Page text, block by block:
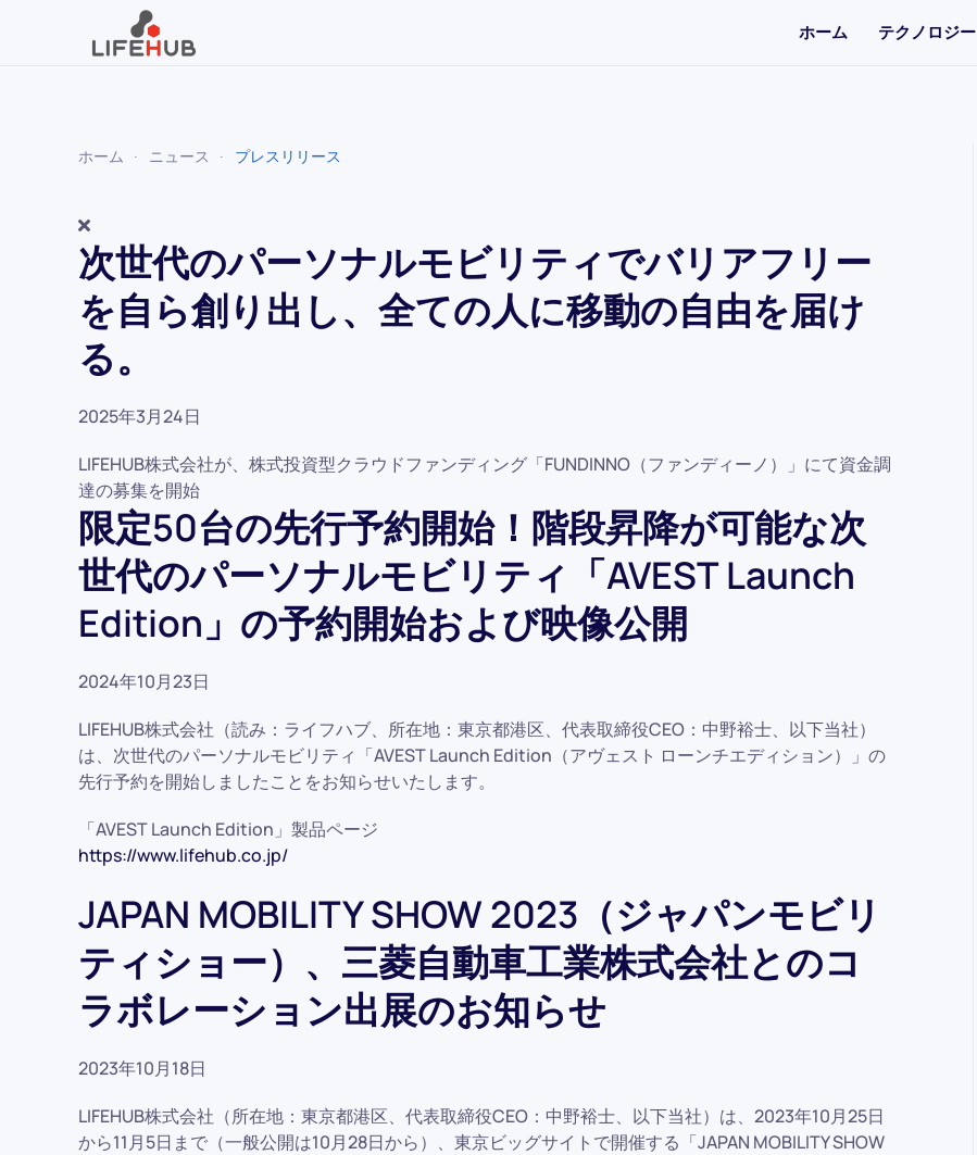
Skip to main content
ホーム テクノロジー
ホーム ニュース プレスリリース
次世代のパーソナルモビリティでバリアフリー
を自ら創り出し、全ての人に移動の自由を届け
る。
2025年3月24日
LIFEHUB株式会社が、株式投資型クラウドファンディング「FUNDINNO（ファンディーノ）」にて資金調
達の募集を開始
限定50台の先行予約開始！階段昇降が可能な次
世代のパーソナルモビリティ「AVEST Launch
Edition」の予約開始および映像公開
2024年10月23日
LIFEHUB株式会社（読み：ライフハブ、所在地：東京都港区、代表取締役CEO：中野裕士、以下当社）
は、次世代のパーソナルモビリティ「AVEST Launch Edition（アヴェスト ローンチエディション）」の
先行予約を開始しましたことをお知らせいたします。
「AVEST Launch Edition」製品ページ
https://www.lifehub.co.jp/
JAPAN MOBILITY SHOW 2023（ジャパンモビリ
ティショー）、三菱自動車工業株式会社とのコ
ラボレーション出展のお知らせ
2023年10月18日
LIFEHUB株式会社（所在地：東京都港区、代表取締役CEO：中野裕士、以下当社）は、2023年10月25日
から11月5日まで（一般公開は10月28日から）、東京ビッグサイトで開催する「JAPAN MOBILITY SHOW